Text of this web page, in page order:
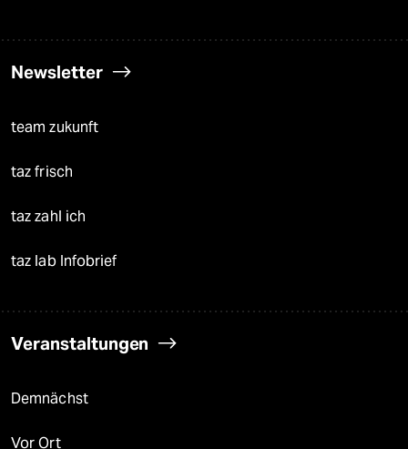
Newsletter
team zukunft
taz frisch
taz zahl ich
taz lab Infobrief
Veranstaltungen
Demnächst
Vor Ort